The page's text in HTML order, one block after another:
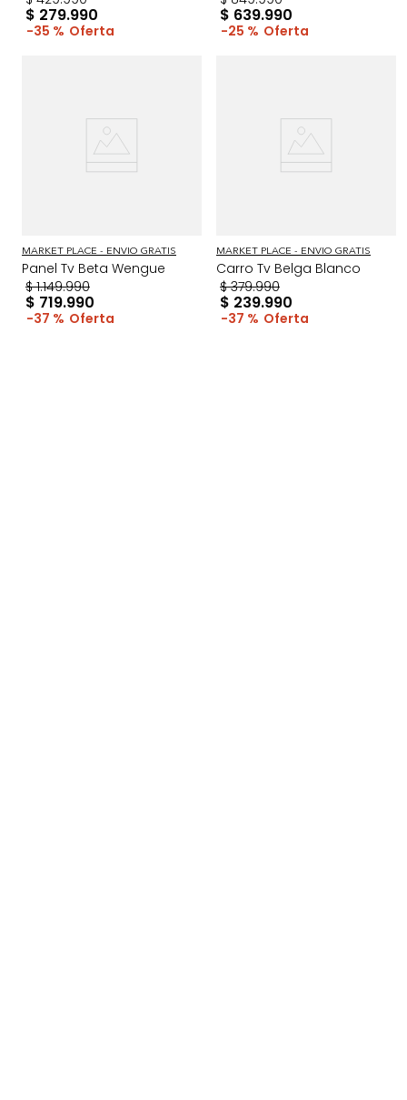
$ 279.990
35 %
$ 639.990
25 %
MARKET PLACE - ENVIO GRATIS
Panel Tv Beta Wengue
$ 1.149.990
$ 719.990
37 %
MARKET PLACE - ENVIO GRATIS
Carro Tv Belga Blanco
$ 379.990
$ 239.990
37 %